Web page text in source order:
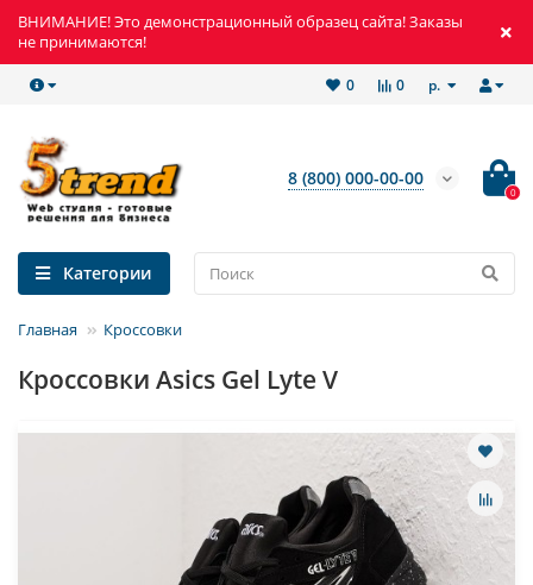
ВНИМАНИЕ! Это демонстрационный образец сайта! Заказы
не принимаются!
р.
0
0
8 (800) 000-00-00
0
Категории
Главная Кроссовки
Кроссовки Asics Gel Lyte V